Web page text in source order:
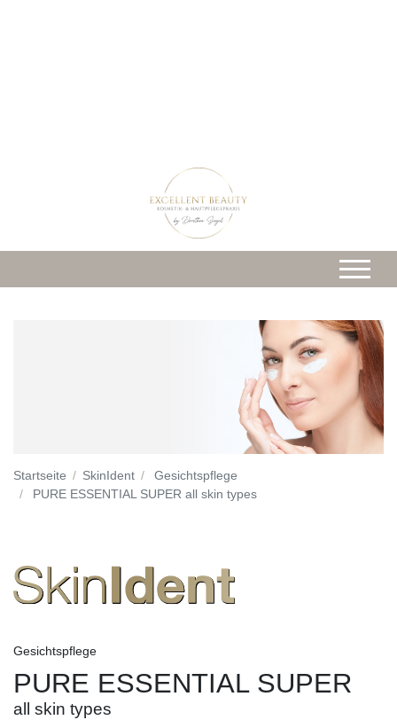
Startseite SkinIdent
Gesichtspflege
PURE ESSENTIAL SUPER all skin types
Gesichtspflege
PURE ESSENTIAL SUPER
all skin types